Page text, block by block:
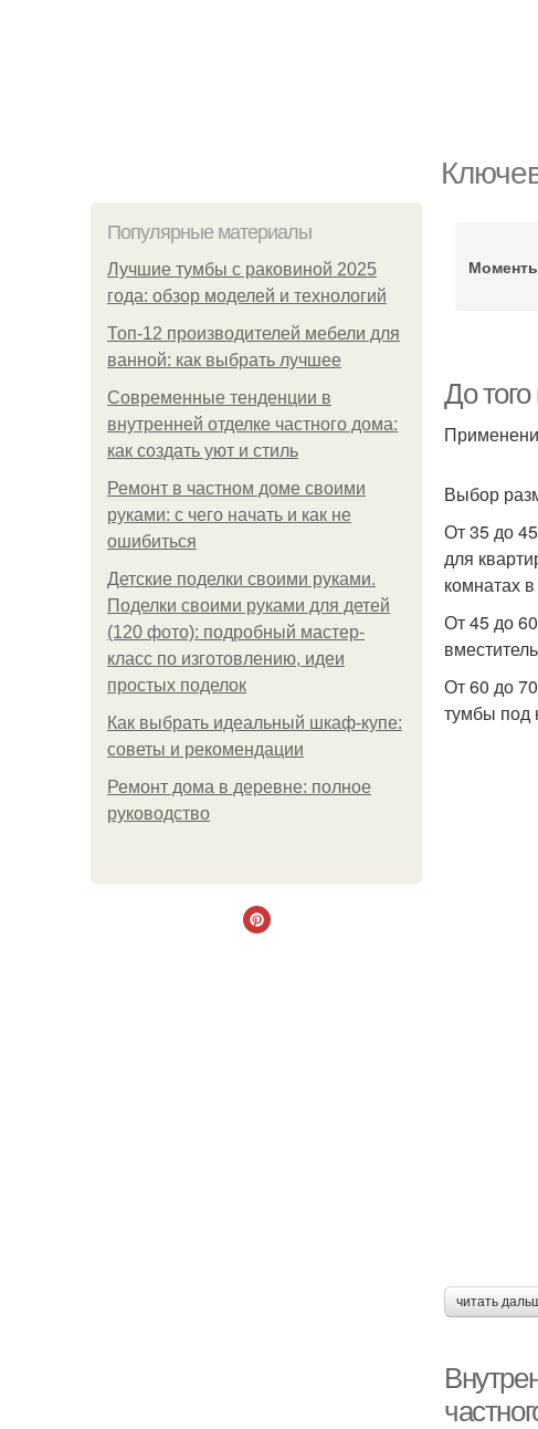
Популярные материалы
Лучшие тумбы с раковиной 2025
года: обзор моделей и технологий
Топ-12 производителей мебели для
ванной: как выбрать лучшее
Современные тенденции в
внутренней отделке частного дома:
как создать уют и стиль
Ремонт в частном доме своими
руками: с чего начать и как не
ошибиться
Детские поделки своими руками.
Поделки своими руками для детей
(120 фото): подробный мастер-
класс по изготовлению, идеи
простых поделок
Как выбрать идеальный шкаф-купе:
советы и рекомендации
Ремонт дома в деревне: полное
руководство
До
Выбор
От 35 до
для
комнатах
От 45 до
От 60 до
тумбы под
читать